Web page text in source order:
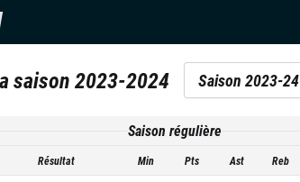
saison2023-2024 Saison 2023-24
Saison régulière
Résultat Min Pts Ast Reb